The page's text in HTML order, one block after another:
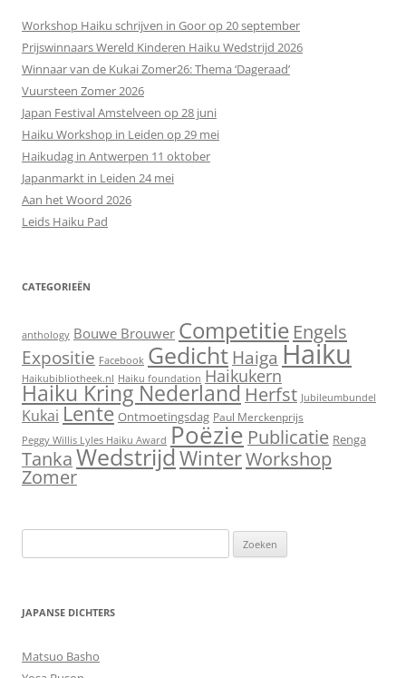
Workshop Haiku schrijven in Goor op 20 september
Prijswinnaars Wereld Kinderen Haiku Wedstrijd 2026
Winnaar van de Kukai Zomer26: Thema ‘Dageraad’
Vuursteen Zomer 2026
Japan Festival Amstelveen op 28 juni
Haiku Workshop in Leiden op 29 mei
Haikudag in Antwerpen 11 oktober
Japanmarkt in Leiden 24 mei
Aan het Woord 2026
Leids Haiku Pad
CATEGORIEËN
anthology Bouwe Brouwer Competitie Engels
Expositie Facebook Gedicht Haiga Haiku
Haikubibliotheek.nl Haiku foundation Haikukern
Haiku Kring Nederland Herfst Jubileumbundel
Kukai Lente Ontmoetingsdag Paul Merckenprijs
Peggy Willis Lyles Haiku Award Poëzie Publicatie Renga
TankaWedstrijdWinterWorkshop
Zomer
naar:
JAPANSE DICHTERS
Matsuo Basho